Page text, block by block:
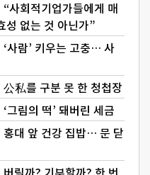
사회적기업가들에게 매
성 없는 것 아닌가”
사람’ 키우는 고충… 사
私를 구분 못 한 청첩장
그림의 떡’ 돼버린 세금
대 앞 건강 집밥… 문 닫